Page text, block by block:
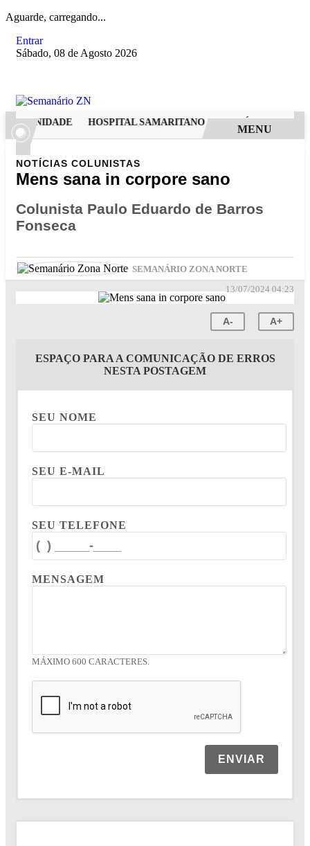
Aguarde, carregando...
Entrar
Sábado, 08 de Agosto 2026
HOSPITAL SAMARITANO HIGIENÓPOLIS
MENU
NOTÍCIAS COLUNISTAS
Mens sana in corpore sano
Colunista Paulo Eduardo de Barros
Fonseca
SEMANÁRIO ZONA NORTE
13/07/2024 04:23
A- A+
ESPAÇO PARA A COMUNICAÇÃO DE ERROS
NESTA POSTAGEM
SEU NOME
SEU E-MAIL
SEU TELEFONE
MENSAGEM
MÁXIMO 600 CARACTERES.
ENVIAR